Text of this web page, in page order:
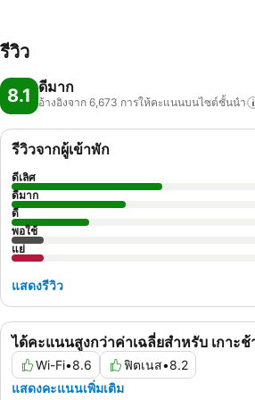
รีวิว
8.1 ดีมาก
อ้างอิงจาก 6,673 การให้คะแนนบนไซต์ชั้นนำ
ได้คะแนนสูงกว่าค่าเฉลี่ยสำหรับ เกาะช้
Wi-Fi•8.6 ฟิตเนส•8.2
แสดงคะแนนเพิ่มเติม
รีวิวจากผู้เข้าพัก
ดีเลิศ
ดีมาก
ดี
พอใช้
แย่
แสดงรีวิว